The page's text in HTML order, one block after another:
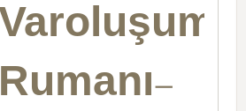
Rumanı-